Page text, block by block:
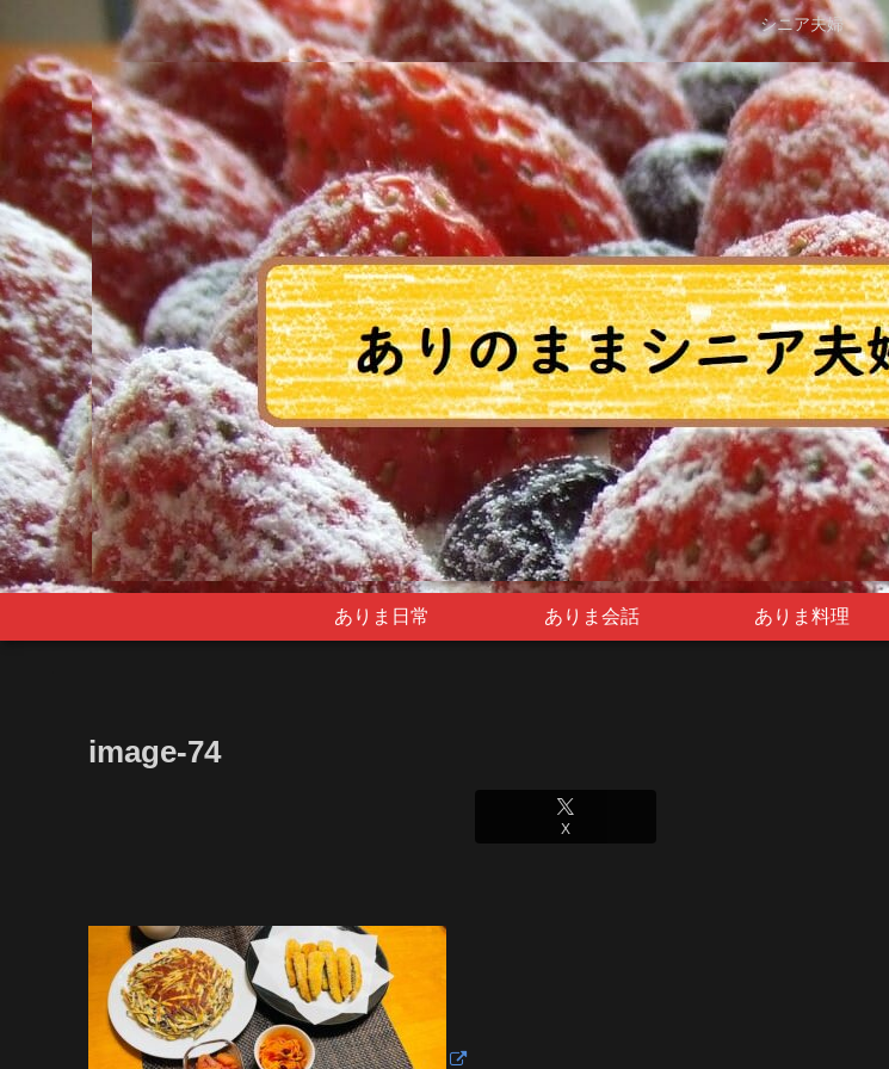
シニア夫婦
ありま日常 ありま会話 ありま料理
image-74
X